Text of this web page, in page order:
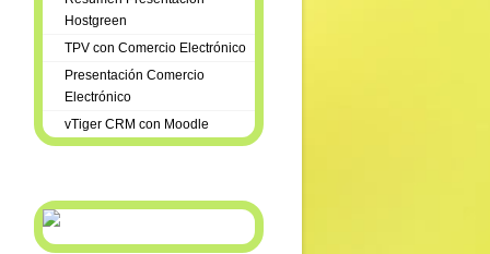
Hostgreen
TPV con Comercio Electrónico
Presentación Comercio
Electrónico
vTiger CRM con Moodle